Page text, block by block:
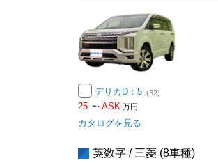
デリカD：5 (32)
25 〜 ASK 万円
カタログを見る
英数字 / 三菱 (8車種)